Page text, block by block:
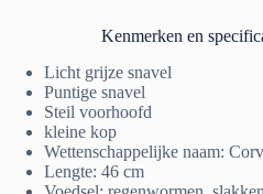
Kenmerken en
Licht grijze snavel
Puntige snavel
Steil voorhoofd
kleine kop
Wettenschappelijke naam:
Lengte: 46 cm